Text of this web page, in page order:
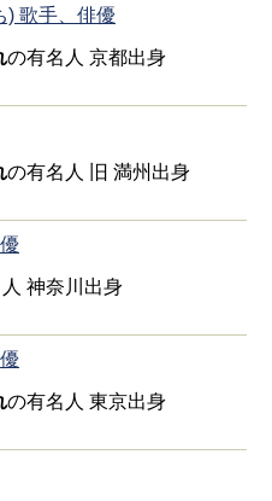
) 歌手、俳優
の有名人 京都出身
の有名人 旧 満州出身
神奈川出身
の有名人 東京出身